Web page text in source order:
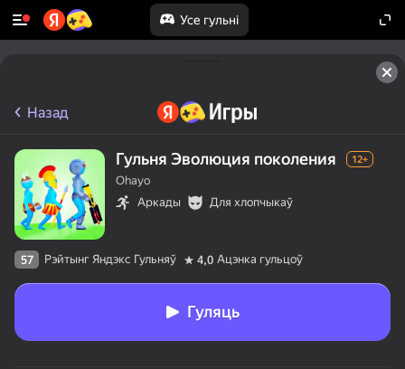
Усе гульні
Назад
Гульня Эволюция поколения 12+
Ohayo
Аркады
Для хлопчыкаў
57 Рэйтынг Яндэкс Гульняў 4,0 Ацэнка гульцоў
Гуляць